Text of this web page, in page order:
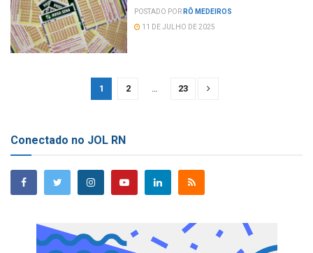
POSTADO POR RÔ MEDEIROS
11 DE JULHO DE 2025
1 2 … 23
Conectado no JOL RN